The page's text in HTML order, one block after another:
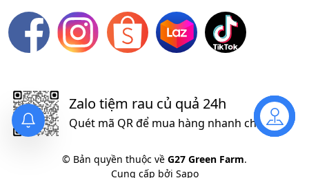
Zalo tiệm rau củ quả 24h
Quét mã QR để mua hàng nhanh chóng
© Bản quyền thuộc về G27 Green Farm.
Cung cấp bởi Sapo
Liên hệ